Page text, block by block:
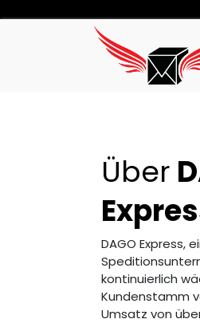
Über
DAGO Express,
kontinuierlich
Kundenstamm
Umsatz von